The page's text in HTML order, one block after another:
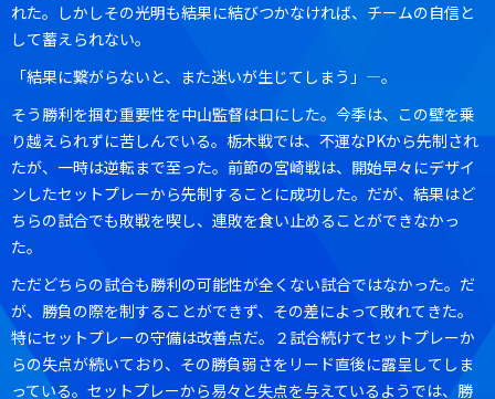
れた。しかしその光明も結果に結びつかなければ、チームの自信と
して蓄えられない。
「結果に繋がらないと、また迷いが生じてしまう」―。
そう勝利を掴む重要性を中山監督は口にした。今季は、この壁を乗
り越えられずに苦しんでいる。栃木戦では、不運なPKから先制され
たが、一時は逆転まで至った。前節の宮崎戦は、開始早々にデザイ
ンしたセットプレーから先制することに成功した。だが、結果はど
ちらの試合でも敗戦を喫し、連敗を食い止めることができなかっ
た。
ただどちらの試合も勝利の可能性が全くない試合ではなかった。だ
が、勝負の際を制することができず、その差によって敗れてきた。
特にセットプレーの守備は改善点だ。２試合続けてセットプレーか
らの失点が続いており、その勝負弱さをリード直後に露呈してしま
っている。セットプレーから易々と失点を与えているようでは、勝